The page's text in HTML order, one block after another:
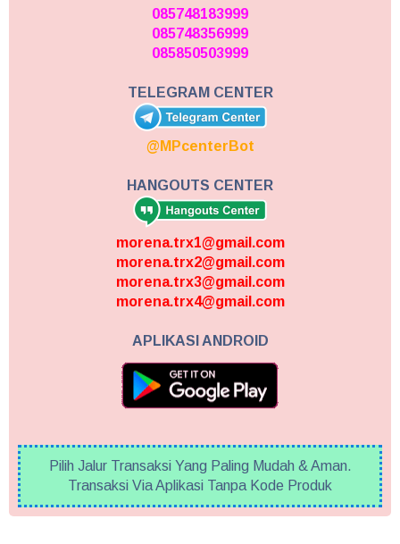
085748183999
085748356999
085850503999
TELEGRAM CENTER
@MPcenterBot
HANGOUTS CENTER
morena.trx1@gmail.com
morena.trx2@gmail.com
morena.trx3@gmail.com
morena.trx4@gmail.com
APLIKASI ANDROID
Pilih Jalur Transaksi Yang Paling Mudah & Aman.
Transaksi Via Aplikasi Tanpa Kode Produk